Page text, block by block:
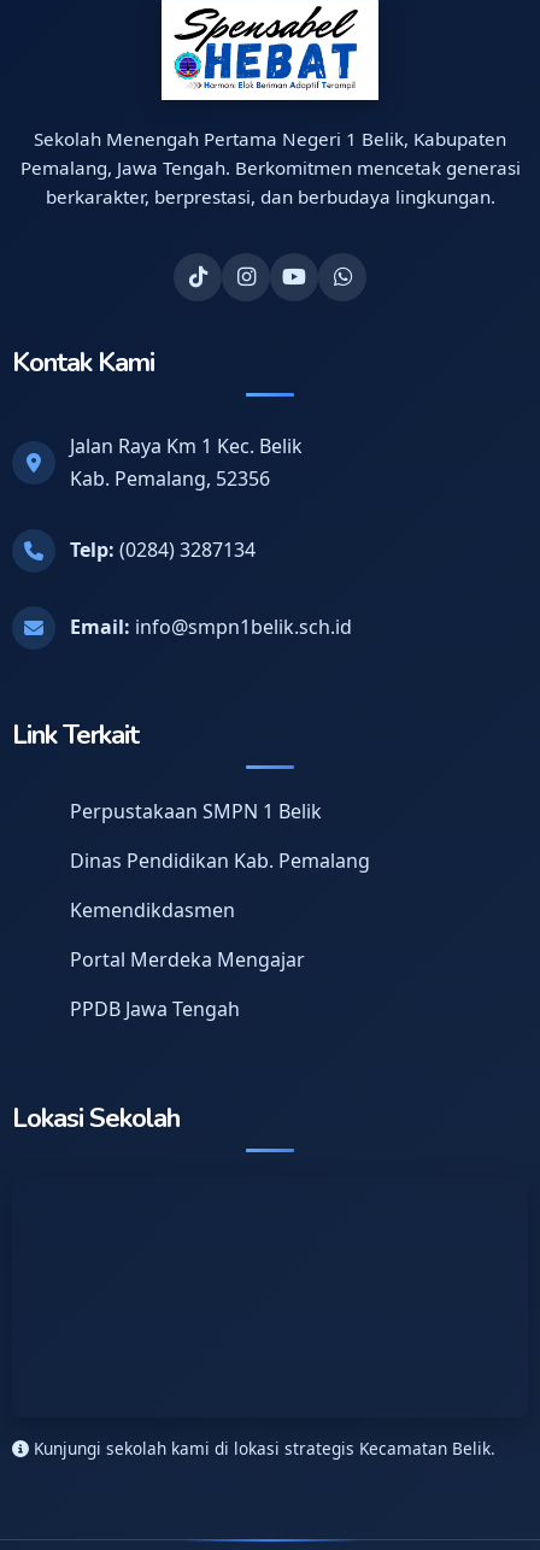
Sekolah Menengah Pertama Negeri 1 Belik, Kabupaten
Pemalang, Jawa Tengah. Berkomitmen mencetak generasi
berkarakter, berprestasi, dan berbudaya lingkungan.
Kontak Kami
Jalan Raya Km 1 Kec. Belik
Kab. Pemalang, 52356
Telp: (0284) 3287134
Email: info@smpn1belik.sch.id
Link Terkait
Perpustakaan SMPN 1 Belik
Dinas Pendidikan Kab. Pemalang
Kemendikdasmen
Portal Merdeka Mengajar
PPDB Jawa Tengah
Lokasi Sekolah
Kunjungi sekolah kami di lokasi strategis Kecamatan Belik.